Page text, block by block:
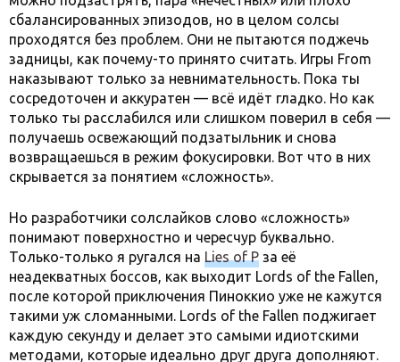
сбалансированных эпизодов, но в целом солсы
проходятся без проблем. Они не пытаются поджечь
задницы, как почему-то принято считать. Игры From
наказывают только за невнимательность. Пока ты
сосредоточен и аккуратен — всё идёт гладко. Но как
только ты расслабился или слишком поверил в себя —
получаешь освежающий подзатыльник и снова
возвращаешься в режим фокусировки. Вот что в них
скрывается за понятием «сложность».
Но разработчики солслайков слово «сложность»
понимают поверхностно и чересчур буквально.
Только-только я ругался на Lies of P за её
неадекватных боссов, как выходит Lords of the Fallen,
после которой приключения Пиноккио уже не кажутся
такими уж сломанными. Lords of the Fallen поджигает
каждую секунду и делает это самыми идиотскими
методами, которые идеально друг друга дополняют.